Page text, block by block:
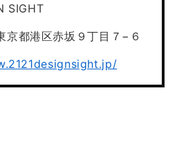
SIGHT
都港区赤坂９丁目７−６